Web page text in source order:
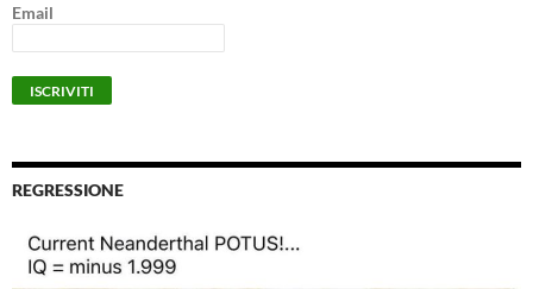
Email
REGRESSIONE